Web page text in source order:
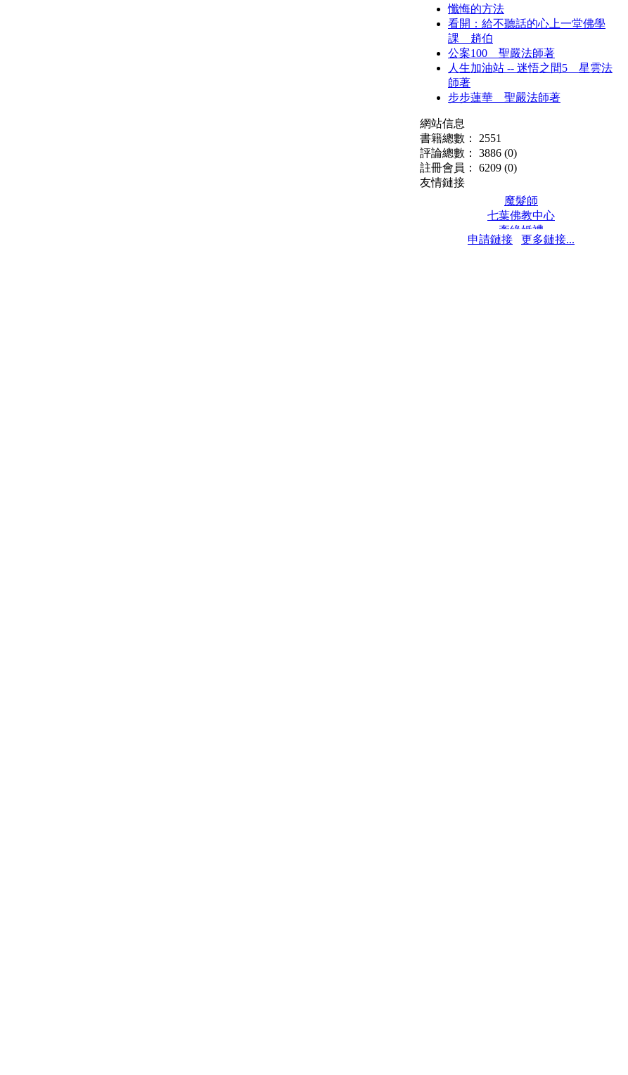
懺悔的方法
看開：給不聽話的心上一堂佛學
課 趙伯
公案100 聖嚴法師著
人生加油站 -- 迷悟之間5 星雲法
師著
步步蓮華 聖嚴法師著
網站信息
書籍總數： 2551
評論總數： 3886 (0)
註冊會員： 6209 (0)
友情鏈接
魔髮師
七葉佛教中心
牽緣婚禮
保髮堂
申請鏈接 更多鏈接...